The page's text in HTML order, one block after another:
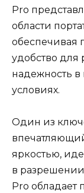
Pro
области
обеспечивая
удобство для
надежность
условиях.
Один из
яркостью,
в разрешении
Pro